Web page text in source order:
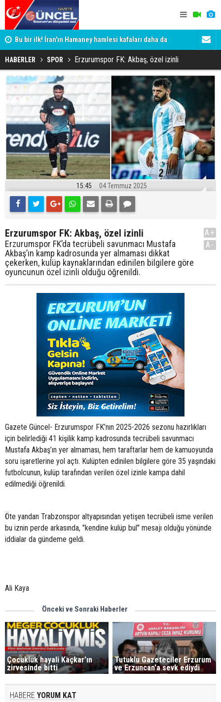
Bu bir ilk! İran'ın Hamaney hamlesi kafaları daha da
karıştırdı
HABERLER SPOR Erzurumspor FK: Akbaş, özel izinli
15:45 04 Temmuz 2025
Erzurumspor FK: Akbaş, özel izinli
Erzurumspor FK’da tecrübeli savunmacı Mustafa
Akbaş’ın kamp kadrosunda yer almaması dikkat
çekerken, kulüp kaynaklarından edinilen bilgilere göre
oyuncunun özel izinli olduğu öğrenildi.
A+
A-
Gazete Güncel- Erzurumspor FK’nın 2025-2026 sezonu hazırlıkları
için belirlediği 41 kişilik kamp kadrosunda tecrübeli savunmacı
Mustafa Akbaş’ın yer almaması, hem taraftarlar hem de kamuoyunda
soru işaretlerine yol açtı. Kulüpten edinilen bilgilere göre 35 yaşındaki
futbolcunun, kulüp tarafından verilen özel izinle kampa dahil
edilmediği öğrenildi.
Öte yandan Trabzonspor altyapısından yetişen tecrübeli isme verilen
bu iznin perde arkasında, "kendine kulüp bul" mesajı olduğu yönünde
iddialar da gündeme geldi.
Ali Kaya
Önceki ve Sonraki Haberler
Çocukluk hayali Kaçkar’ın
zirvesinde bitti
Tutuklu Gazeteciler Erzurum
ve Erzuncan'a sevk ediydi
HABERE YORUM KAT